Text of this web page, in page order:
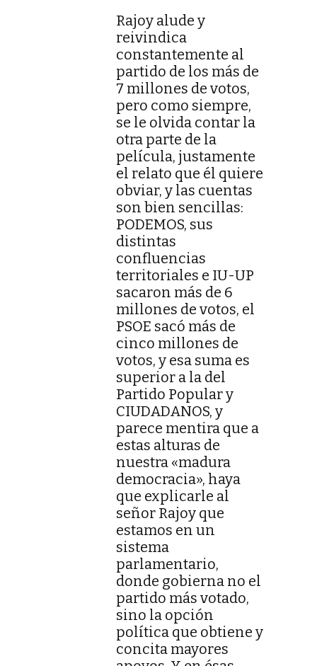
Rajoy alude y
reivindica
constantemente al
partido de los más de
7 millones de votos,
pero como siempre,
se le olvida contar la
otra parte de la
película, justamente
el relato que él quiere
obviar, y las cuentas
son bien sencillas:
PODEMOS, sus
distintas
confluencias
territoriales e IU-UP
sacaron más de 6
millones de votos, el
PSOE sacó más de
cinco millones de
votos, y esa suma es
superior a la del
Partido Popular y
CIUDADANOS, y
parece mentira que a
estas alturas de
nuestra «madura
democracia», haya
que explicarle al
señor Rajoy que
estamos en un
sistema
parlamentario,
donde gobierna no el
partido más votado,
sino la opción
política que obtiene y
concita mayores